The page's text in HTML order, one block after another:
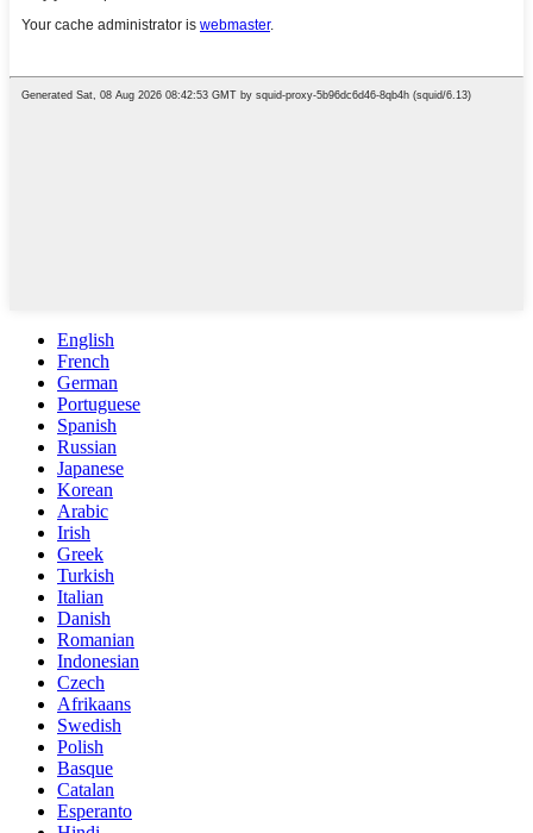
English
French
German
Portuguese
Spanish
Russian
Japanese
Korean
Arabic
Irish
Greek
Turkish
Italian
Danish
Romanian
Indonesian
Czech
Afrikaans
Swedish
Polish
Basque
Catalan
Esperanto